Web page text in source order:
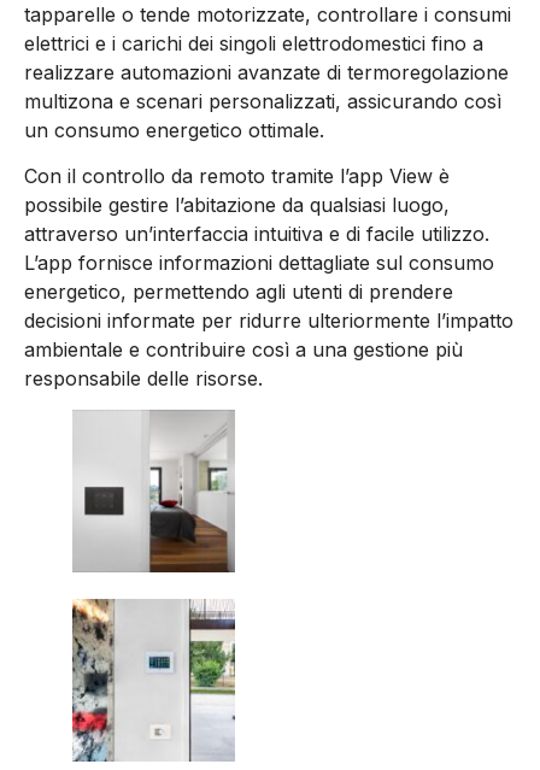
tapparelle o tende motorizzate, controllare i consumi
elettrici e i carichi dei singoli elettrodomestici fino a
realizzare automazioni avanzate di termoregolazione
multizona e scenari personalizzati, assicurando così
un consumo energetico ottimale.
Con il controllo da remoto tramite l’app View è
possibile gestire l’abitazione da qualsiasi luogo,
attraverso un’interfaccia intuitiva e di facile utilizzo.
L’app fornisce informazioni dettagliate sul consumo
energetico, permettendo agli utenti di prendere
decisioni informate per ridurre ulteriormente l’impatto
ambientale e contribuire così a una gestione più
responsabile delle risorse.